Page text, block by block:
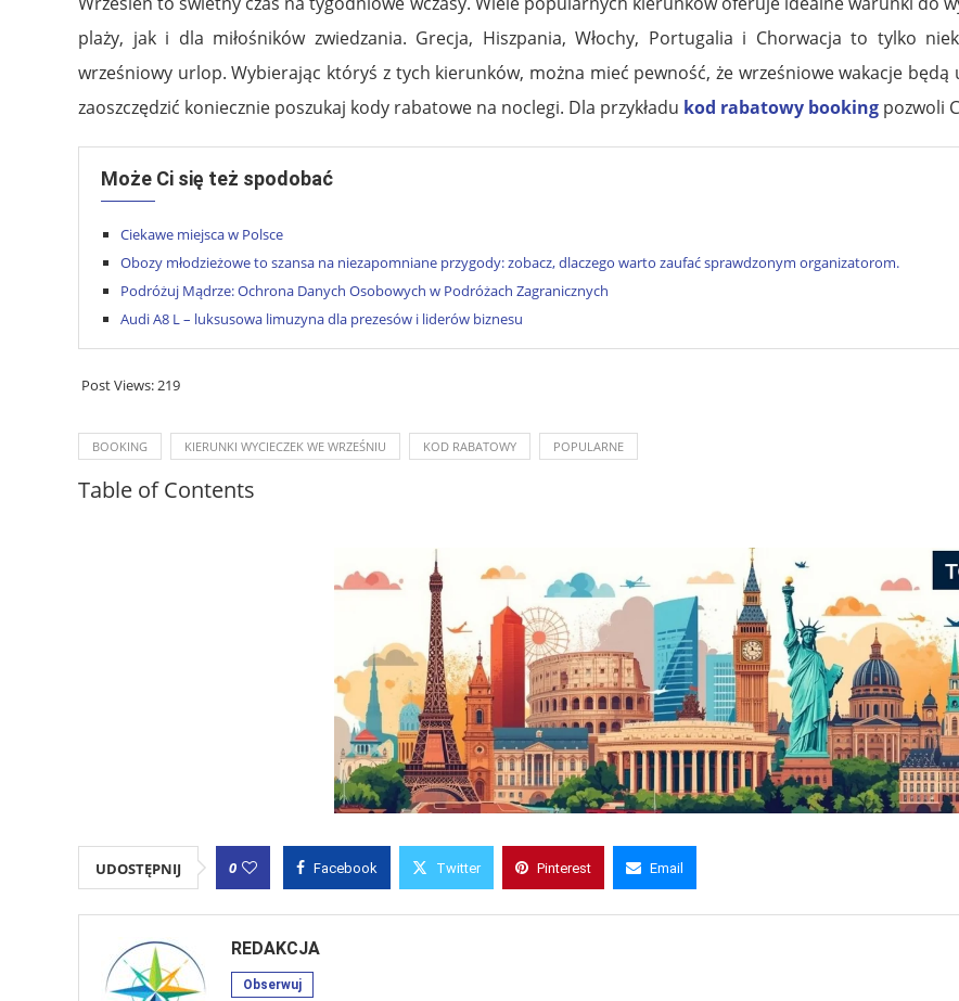
plaży, jak i dla miłośników zwiedzania. Grecja, Hiszpania, Włochy, Portugalia i Chorwacja to tylko
wrześniowy urlop. Wybierając któryś z tych kierunków, można mieć pewność, że wrześniowe wakacje będą
zaoszczędzić koniecznie poszukaj kody rabatowe na noclegi. Dla przykładu kod rabatowy booking pozwoli
Może Ci się też spodobać
Ciekawe miejsca w Polsce
Obozy młodzieżowe to szansa na niezapomniane przygody: zobacz, dlaczego warto zaufać sprawdzonym organizatorom.
Podróżuj Mądrze: Ochrona Danych Osobowych w Podróżach Zagranicznych
Audi A8 L – luksusowa limuzyna dla prezesów i liderów biznesu
Post Views:219
BOOKING KIERUNKI WYCIECZEK WE WRZEŚNIU KOD RABATOWY POPULARNE
Table of Contents
UDOSTĘPNIJ 0 Facebook Twitter Pinterest Email
REDAKCJA
Obserwuj